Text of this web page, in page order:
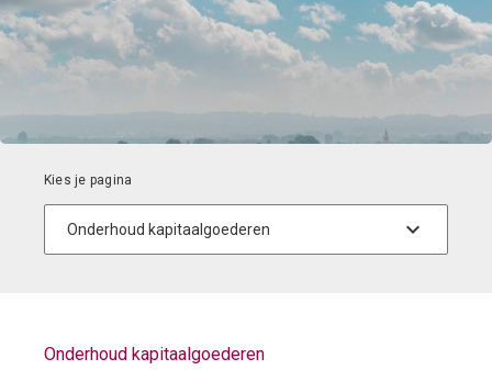
Onderhoud kapitaalgoederen